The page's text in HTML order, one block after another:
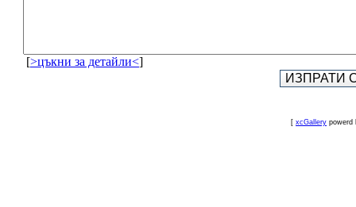
[>цъкни за детайли<]
[ xcGallery